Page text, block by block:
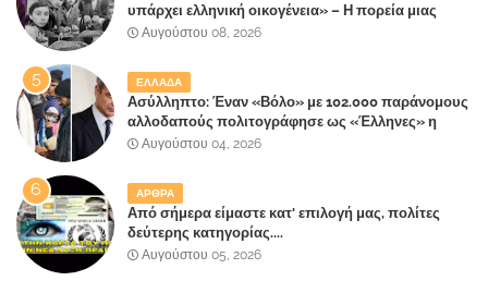
υπάρχει ελληνική οικογένεια» – Η πορεία μιας
κοινωνίας που κινδυνεύει να ξεχάσει ποια είναι
Αυγούστου 08, 2026
ΕΛΛΑΔΑ
Ασύλληπτο: Έναν «Βόλο» με 102.000 παράνομους
αλλοδαπούς πολιτογράφησε ως «Έλληνες» η
κυβέρνηση!
Αυγούστου 04, 2026
ΑΡΘΡΑ
Από σήμερα είμαστε κατ' επιλογή μας, πολίτες
δεύτερης κατηγορίας....
Αυγούστου 05, 2026